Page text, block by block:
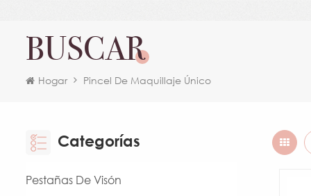
BUSCAR
Hogar Pincel De Maquillaje Único
Categorías
Pestañas De Visón